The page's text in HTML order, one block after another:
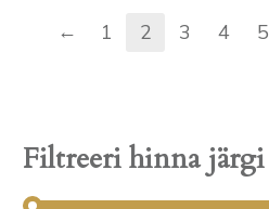
← 1 2 3 4 5
Filtreeri hinna järgi